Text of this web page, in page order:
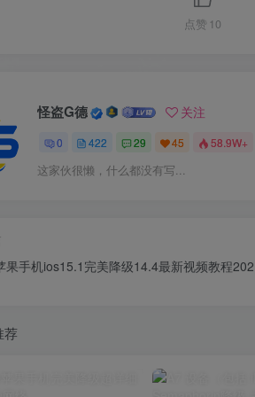
点赞 10
怪盗G德 关注
0 422 29 45 58.9W+
这家伙很懒，什么都没有写...
果手机ios15.1完美降级14.4最新视频教程
荐